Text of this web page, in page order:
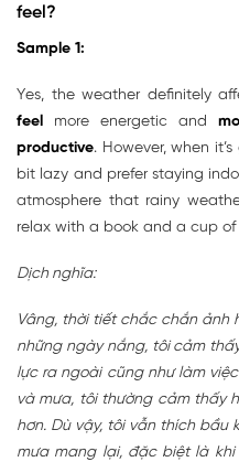
feel?
Sample 1:
Yes, the weather definitely
feel
more energetic and
productive. However, when
bit lazy and prefer staying
atmosphere that rainy
relax with a book and a cup of
Dịch nghĩa:
Vâng, thời tiết chắc chắn ảnh
những ngày nắng, tôi cảm
lực ra ngoài cũng như làm
và mưa, tôi thường cảm thấy
hơn. Dù vậy, tôi vẫn thích bầu
mưa mang lại, đặc biệt là